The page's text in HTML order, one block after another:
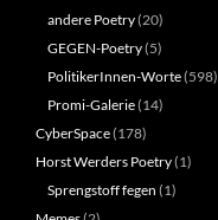
andere Poetry(20)
GEGEN-Poetry(5)
PolitikerInnen-Worte(598)
Promi-Galerie(14)
CyberSpace(178)
Horst Werders Poetry(1)
Sprengstoff fegen (1)